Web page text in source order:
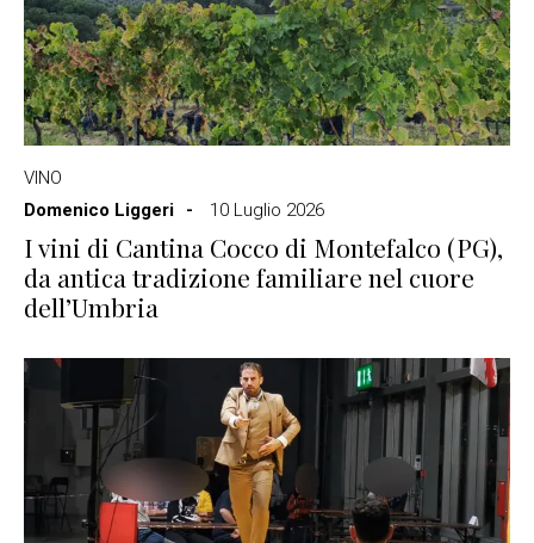
VINO
Domenico Liggeri
10 Luglio 2026
I vini di Cantina Cocco di Montefalco (PG),
da antica tradizione familiare nel cuore
dell’Umbria